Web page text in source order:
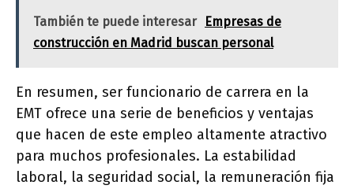
También te puede interesar
Empresas de
construcción en Madrid buscan personal
En resumen, ser funcionario de carrera en la
EMT ofrece una serie de beneficios y ventajas
que hacen de este empleo altamente atractivo
para muchos profesionales. La estabilidad
laboral, la seguridad social, la remuneración fija